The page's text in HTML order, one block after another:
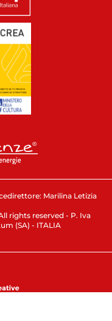
Marilina Letizia
rights reserved - P. Iva
(SA) - ITALIA